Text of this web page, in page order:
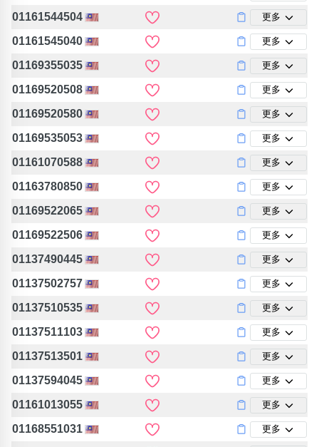
01161544504 更多
01161545040 更多
01169355035 更多
01169520508 更多
01169520580 更多
01169535053 更多
01161070588 更多
01163780850 更多
01169522065 更多
01169522506 更多
01137490445 更多
01137502757 更多
01137510535 更多
01137511103 更多
01137513501 更多
01137594045 更多
01161013055 更多
01168551031 更多